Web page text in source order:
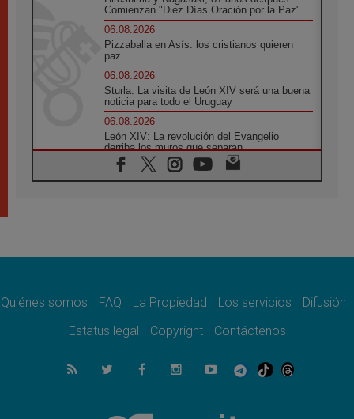
Comienzan "Diez Días Oración por la Paz"
06.08.2026
Pizzaballa en Asís: los cristianos quieren
paz
06.08.2026
Sturla: La visita de León XIV será una buena
noticia para todo el Uruguay
06.08.2026
León XIV: La revolución del Evangelio
derriba los muros que separan
06.08.2026
La Iglesia en Ceuta: caridad y esperanza
06.08.2026
06.08.2026
«construir la civilización del amor»
El cardenal Parolin en México: Toda la
sociedad necesita el mensaje del Evangelio
Santa María la Mayor, Makrickas: La gracia
Quiénes somos FAQ La Propiedad Los servicios
Difusión
Estatus legal
Copyright Contáctenos